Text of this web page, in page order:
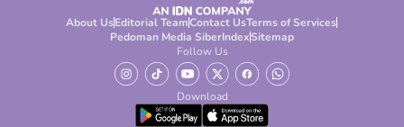
About UsEditorial TeamContact UsTerms of Services
Pedoman Media SiberIndexSitemap
Follow Us
Download